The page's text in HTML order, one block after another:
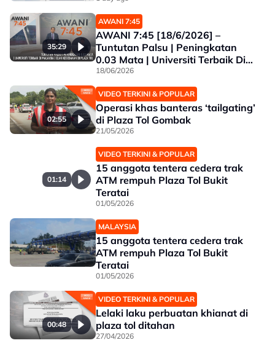
35:29
AWANI 7:45
AWANI 7:45 [18/6/2026] –
Tuntutan Palsu | Peningkatan
0.03 Mata | Universiti Terbaik Di
Malaysia | Elak Kesesakan Di
Plaza Tol
18/06/2026
02:55
VIDEO TERKINI & POPULAR
Operasi khas banteras ‘tailgating’
di Plaza Tol Gombak
21/05/2026
01:14
VIDEO TERKINI & POPULAR
15 anggota tentera cedera trak
ATM rempuh Plaza Tol Bukit
Teratai
01/05/2026
MALAYSIA
15 anggota tentera cedera trak
ATM rempuh Plaza Tol Bukit
Teratai
01/05/2026
00:48
VIDEO TERKINI & POPULAR
Lelaki laku perbuatan khianat di
plaza tol ditahan
27/04/2026